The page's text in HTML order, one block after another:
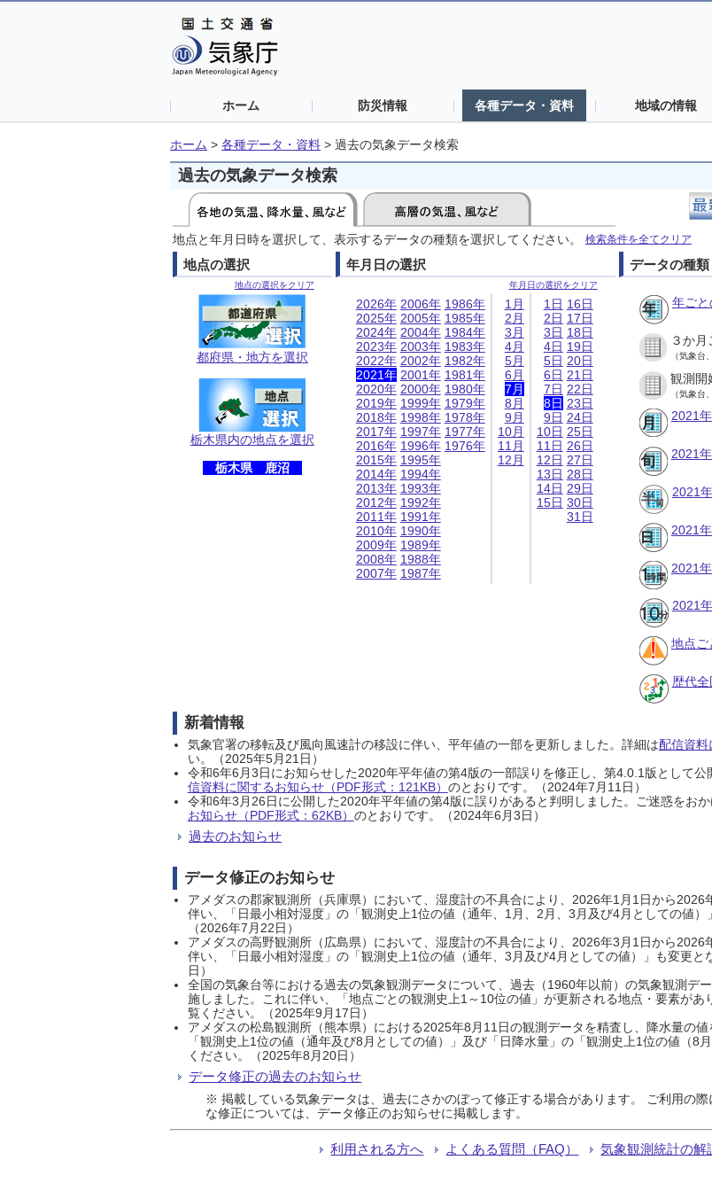
ホーム 防災情報 各種データ・資料 地域の情報
ホーム > 各種データ・資料 > 過去の気象データ検索
過去の気象データ検索
地点と年月日時を選択して、表示するデータの種類を選択してください。 検索条件を全てクリア
地点の選択
地点の選択をクリア
都府県・地方を選択
栃木県内の地点を選択
栃木県 鹿沼
年月日の選択
年月日の選択をクリア
2026年
2025年
2024年
2023年
2022年
2021年
2020年
2019年
2018年
2017年
2016年
2015年
2014年
2013年
2012年
2011年
2010年
2009年
2008年
2007年
2006年
2005年
2004年
2003年
2002年
2001年
2000年
1999年
1998年
1997年
1996年
1995年
1994年
1993年
1992年
1991年
1990年
1989年
1988年
1987年
1986年
1985年
1984年
1983年
1982年
1981年
1980年
1979年
1978年
1977年
1976年
1月
2月
3月
4月
5月
6月
7月
8月
9月
10月
11月
12月
1日
2日
3日
4日
5日
6日
7日
8日
9日
10日
11日
12日
13日
14日
15日
16日
17日
18日
19日
20日
21日
22日
23日
24日
25日
26日
27日
28日
29日
30日
31日
データの種類
年ご
３か
（気象台
観測開
（気象台
2021
2021
2021
2021
2021
2021
地点ご
歴代
新着情報
気象官署の移転及び風向風速計の移設に伴い、平年値の一部を更新しました。詳細は配信資料
い。（2025年5月21日）
令和6年6月3日にお知らせした2020年平年値の第4版の一部誤りを修正し、第4.0.1版として
信資料に関するお知らせ（PDF形式：121KB） のとおりです。（2024年7月11日）
令和6年3月26日に公開した2020年平年値の第4版に誤りがあると判明しました。ご迷惑をお
お知らせ（PDF形式：62KB） のとおりです。（2024年6月3日）
過去のお知らせ
データ修正のお知らせ
アメダスの郡家観測所（兵庫県）において、湿度計の不具合により、2026年1月1日から
伴い、「日最小相対湿度」の「観測史上1位の値（通年、1月、2月、3月及び4月としての値）
（2026年7月22日）
アメダスの高野観測所（広島県）において、湿度計の不具合により、2026年3月1日から
伴い、「日最小相対湿度」の「観測史上1位の値（通年、3月及び4月としての値）」も変更
日）
全国の気象台等における過去の気象観測データについて、過去（1960年以前）の気象観測デ
施しました。これに伴い、「地点ごとの観測史上1～10位の値」が更新される地点・要素があ
覧ください。（2025年9月17日）
アメダスの松島観測所（熊本県）における2025年8月11日の観測データを精査し、降水量の
「観測史上1位の値（通年及び8月としての値）」及び「日降水量」の「観測史上1位の値（8
ください。（2025年8月20日）
データ修正の過去のお知らせ
※ 掲載している気象データは、過去にさかのぼって修正する場合があります。 ご利用の
な修正については、データ修正のお知らせに掲載します。
利用される方へ よくある質問（FAQ） 気象観測統計の解